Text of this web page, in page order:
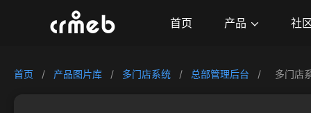
首页 产品 社
首页 / 产品图片库 / 多门店系统 / 总部管理后台 / 多门店